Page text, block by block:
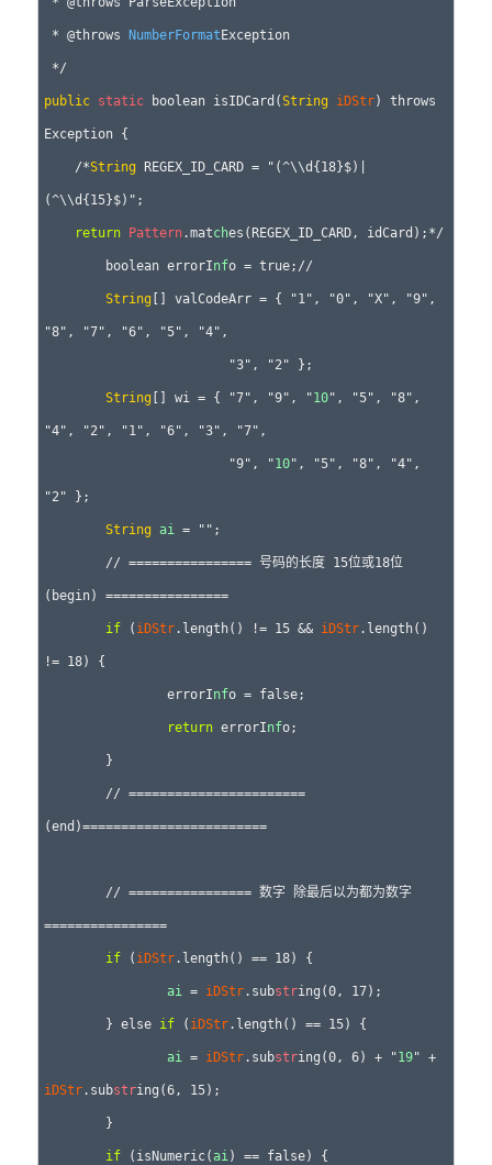
* @throws NumberFormatException
public static boolean isIDCard(String iDStr) throws
Exception {
    /*
String REGEX_ID_CARD = "(^\\d{18}$)|
(^\\d{15}$)";
return Pattern.matches(REGEX_ID_CARD, idCard);*/
	boolean errorI
nfo = true;//
String [] valCodeArr = { "1", "0", "X", "9",
"8", "7", "6", "5", "4",
String [] wi = { "7", "9", "10", "5", "8",
"4", "2", "1", "6", "3", "7",
			"9", "
10", "5", "8", "4",
"2" };
String ai = "";
(begin) ================
if ( iDStr.length() != 15 && iDStr.length()
!= 18) {
		errorI
nfo = false;
return errorInfo;
(end)========================
================
if ( iDStr.length() == 18) {
ai = iDStr.substring(0, 17);
	} else
if ( iDStr.length() == 15) {
ai = iDStr.substring(0, 6) + "19
iDStr.substring(6, 15);
if (isNumeric( ai ) == false) {